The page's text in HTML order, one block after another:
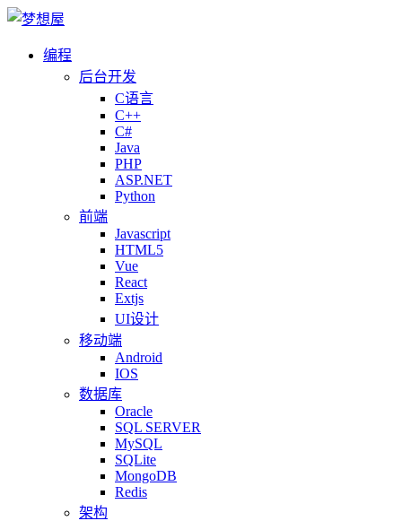
编程
后台开发
C语言
C++
C#
Java
PHP
ASP.NET
Python
前端
Javascript
HTML5
Vue
React
Extjs
UI设计
移动端
Android
IOS
数据库
Oracle
SQL SERVER
MySQL
SQLite
MongoDB
Redis
架构